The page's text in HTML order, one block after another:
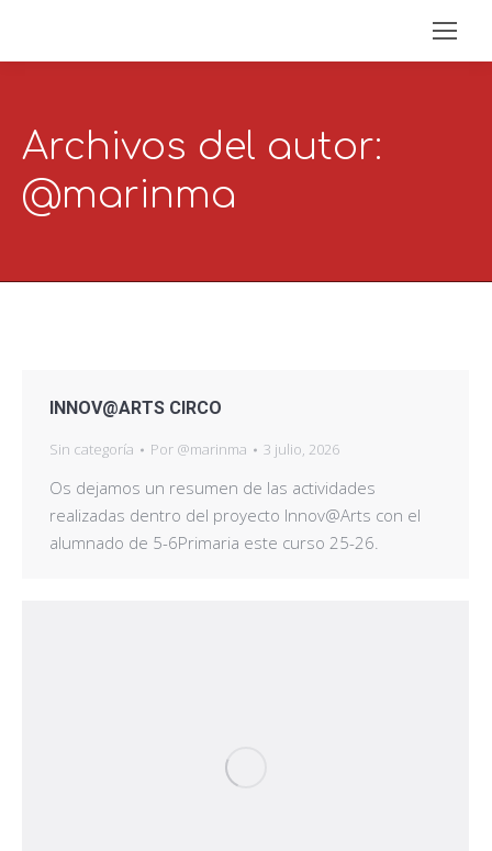
Archivos del autor:
@marinma
INNOV@ARTS CIRCO
Sin categoría Por @marinma 3 julio, 2026
Os dejamos un resumen de las actividades
realizadas dentro del proyecto Innov@Arts con el
alumnado de 5-6Primaria este curso 25-26.